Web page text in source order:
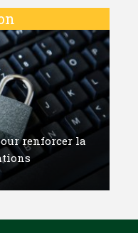
renforcer la